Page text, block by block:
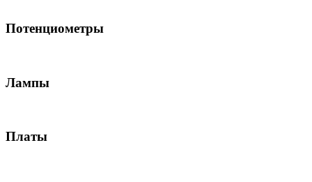
Потенциометры
Лампы
Платы